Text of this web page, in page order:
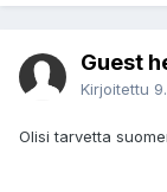
Guest
Kirjoitettu
Olisi tarvetta